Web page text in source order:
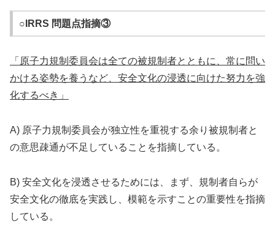
○IRRS 問題点指摘③
「原子力規制委員会は全ての被規制者とともに、常に問い
かける姿勢を養うなど、安全文化の浸透に向けた努力を強
化するべき」
A) 原子力規制委員会が独立性を重視する余り被規制者と
の意思疎通が不足していることを指摘している。
B) 安全文化を浸透させるためには、まず、規制者自らが
安全文化の徹底を実践し、模範を示すことの重要性を指摘
している。